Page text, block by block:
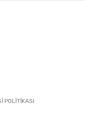
POLİTİKASI